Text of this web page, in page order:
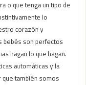
o que tenga un tipo de
lo
corazón y
bebés son perfectos
hagan lo que hagan.
automáticas y la
también somos